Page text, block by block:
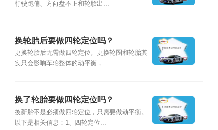
行驶跑偏、方向盘不正和轮胎出...
换轮胎后要做四轮定位吗？
更换轮胎后无需做四轮定位。更换轮圈和轮胎其
实只会影响车轮整体的动平衡，...
换了轮胎要做四轮定位吗？
换新胎不是必须做四轮定位，只需要做动平衡。
以下是相关信息：1、四轮定位...